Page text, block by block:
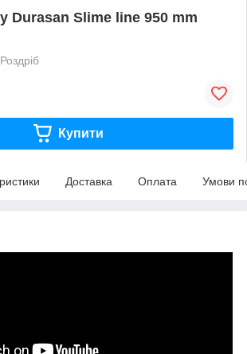
Durasan Slime line 950 mm
Роздріб
Купити
Доставка Оплата Умови